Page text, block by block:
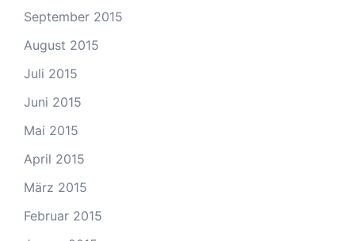
September 2015
August 2015
Juli 2015
Juni 2015
Mai 2015
April 2015
März 2015
Februar 2015